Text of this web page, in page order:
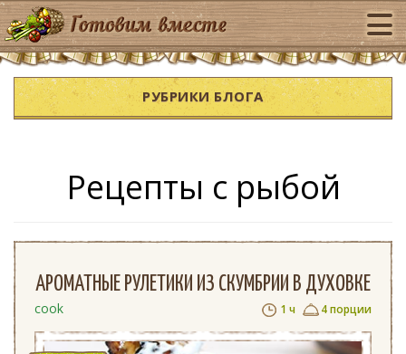
РУБРИКИ БЛОГА
Рецепты с рыбой
АРОМАТНЫЕ РУЛЕТИКИ ИЗ СКУМБРИИ В ДУХОВКЕ
cook 1 ч 4 порции